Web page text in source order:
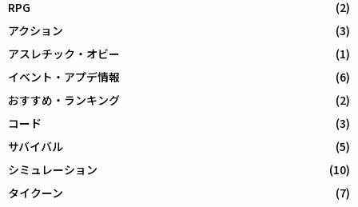
RPG
(2)
アクション
(3)
アスレチック・オビー
(1)
イベント・アプデ情報
(6)
おすすめ・ランキング
(2)
コード
(3)
サバイバル
(5)
シミュレーション
(10)
タイクーン
(7)